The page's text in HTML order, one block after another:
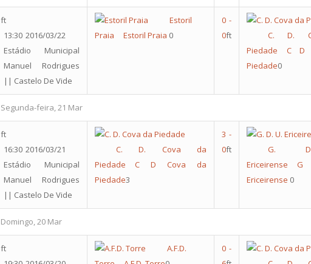
ft
2016/03/22
13:30
Estádio Municipal
Manuel Rodrigues
|| Castelo De Vide
Estoril
Praia
Estoril Praia 0
0 -
0ft
C. D.
Piedade
C D
Piedade0
Segunda-feira, 21 Mar
ft
2016/03/21
16:30
Estádio Municipal
Manuel Rodrigues
|| Castelo De Vide
C. D. Cova da
Piedade
C D Cova da
Piedade3
3 -
0ft
G.
Ericeirense
Ericeirense 0
Domingo, 20 Mar
ft
A.F.D.
0 -